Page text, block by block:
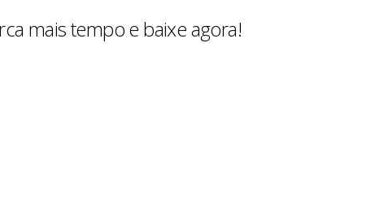
mais tempo e baixe agora!